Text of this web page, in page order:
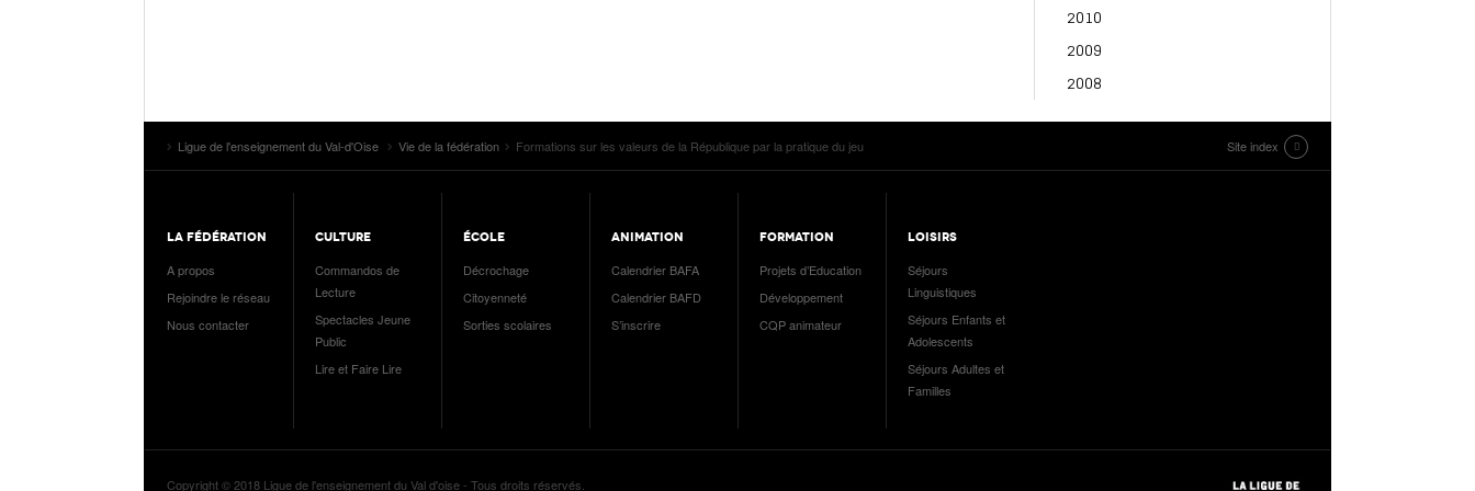
2010
2009
2008
Ligue de l'enseignement du Val-d'Oise Vie de la fédération Formations sur les valeurs de la République par la pratique du jeu Site index
LA FÉDÉRATION
A propos
Rejoindre le réseau
Nous contacter
CULTURE
Commandos de
Lecture
Spectacles Jeune
Public
Lire et Faire Lire
ÉCOLE
Décrochage
Citoyenneté
Sorties scolaires
ANIMATION
Calendrier BAFA
Calendrier BAFD
S’inscrire
FORMATION
Projets d’Education
Développement
CQP animateur
LOISIRS
Séjours
Linguistiques
Séjours Enfants et
Adolescents
Séjours Adultes et
Familles
Copyright © 2018 Ligue de l'enseignement du Val d'oise - Tous droits réservés.